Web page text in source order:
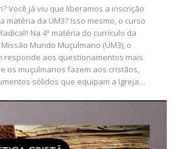
Você já viu que liberamos a inscrição
matéria da UM3? Isso mesmo, o curso
Na 4ª matéria do currículo da
Mundo Muçulmano (UM3), o
responde aos questionamentos mais
os muçulmanos fazem aos cristãos,
sólidos que equipam a Igreja…